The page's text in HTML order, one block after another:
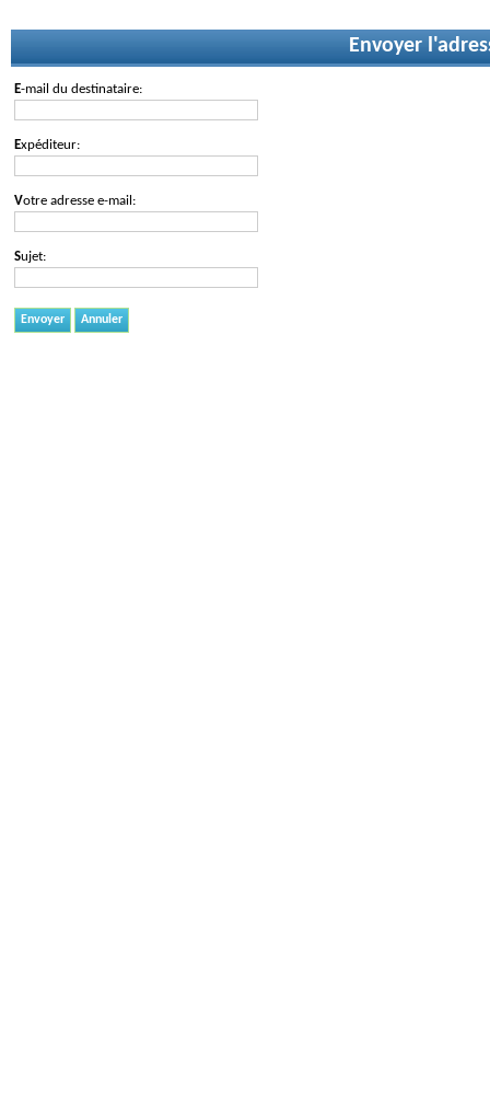
Envoyer
E-mail du destinataire:
Expéditeur:
Votre adresse e-mail:
Sujet:
Envoyer Annuler